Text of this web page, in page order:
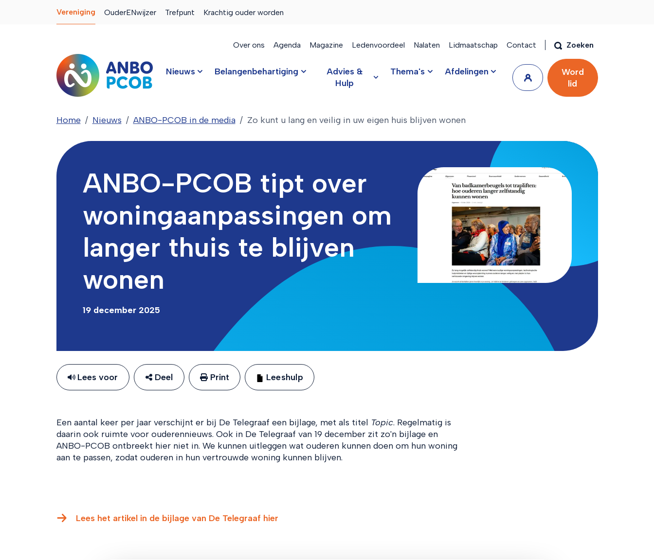
Vereniging OuderENwijzer Trefpunt Krachtig ouder worden
Over ons Agenda Magazine Ledenvoordeel Nalaten Lidmaatschap Contact Zoeken
Nieuws Belangenbehartiging
Advies &
Hulp
Thema's Afdelingen
Word
lid
Home Nieuws ANBO-PCOB in de media Zo kunt u lang en veilig in uw eigen huis blijven wonen
ANBO-PCOB tipt over
woningaanpassingen om
langer thuis te blijven
wonen
19 december 2025
Lees voor Deel Print Leeshulp
Een aantal keer per jaar verschijnt er bij De Telegraaf een bijlage, met als titel Topic. Regelmatig is
daarin ook ruimte voor ouderennieuws. Ook in De Telegraaf van 19 december zit zo'n bijlage en
ANBO-PCOB ontbreekt hier niet in. We kunnen uitleggen wat ouderen kunnen doen om hun woning
aan te passen, zodat ouderen in hun vertrouwde woning kunnen blijven.
Lees het artikel in de bijlage van De Telegraaf hier